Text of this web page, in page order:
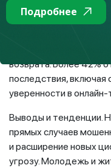
Последствия
финансовые
45,4% сообщили об
восстановления,
возврата. Более 42%
последствия, включая
уверенности в онлайн-
Выводы и тенденции.
прямых случаев
и расширение новых
угрозу. Молодежь и
Подробнее